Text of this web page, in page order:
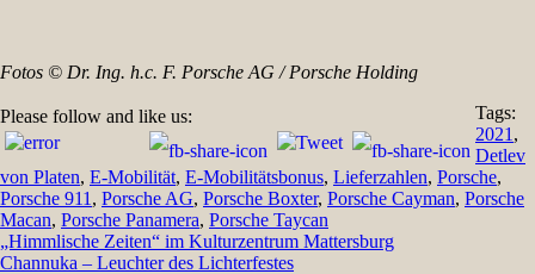
Fotos © Dr. Ing. h.c. F. Porsche AG / Porsche Holding
Please follow and like us:
Tags:
2021 ,
Detlev
von Platen, E-Mobilität, E-Mobilitätsbonus, Lieferzahlen, Porsche,
Porsche 911 , Porsche AG, Porsche Boxter, Porsche Cayman, Porsche
Macan, Porsche Panamera, Porsche Taycan
Beitragsnavigation
„Himmlische Zeiten“ im Kulturzentrum Mattersburg
Channuka – Leuchter des Lichterfestes